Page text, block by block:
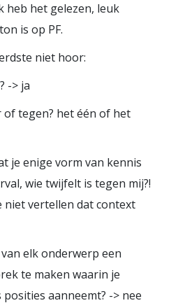
heb het gelezen, leuk
is op PF.
niet hoor:
-> ja
of tegen? het één of het
je enige vorm van kennis
wie twijfelt is tegen mij?!
niet vertellen dat context
elk onderwerp een
te maken waarin je
aanneemt? -> nee